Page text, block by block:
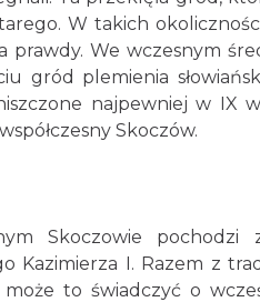
W takich
We wczesnym
gród plemienia
najpewniej w IX
Skoczów.
Skoczowie
Kazimierza I. Razem z
może to świadczyć o